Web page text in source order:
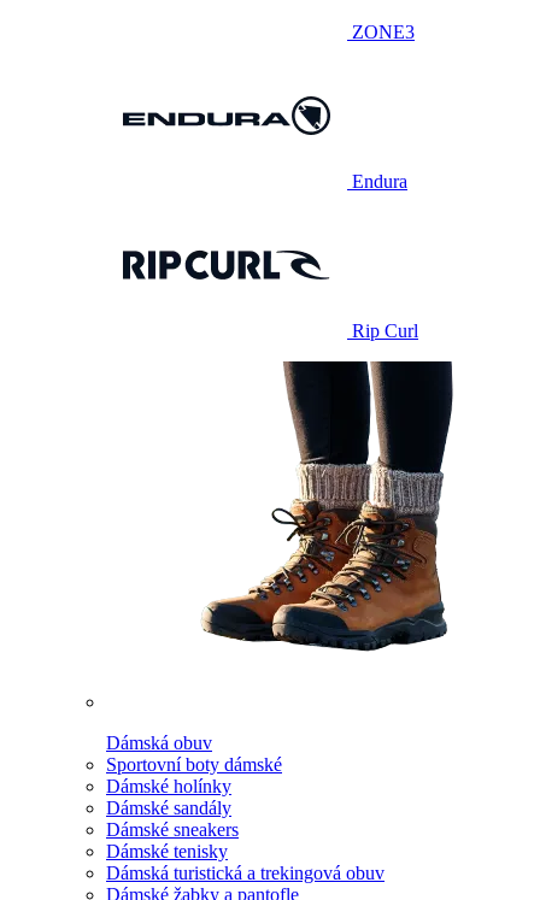
ZONE3
Endura
Rip Curl
Dámská obuv
Sportovní boty dámské
Dámské holínky
Dámské sandály
Dámské sneakers
Dámské tenisky
Dámská turistická a trekingová obuv
Dámské žabky a pantofle